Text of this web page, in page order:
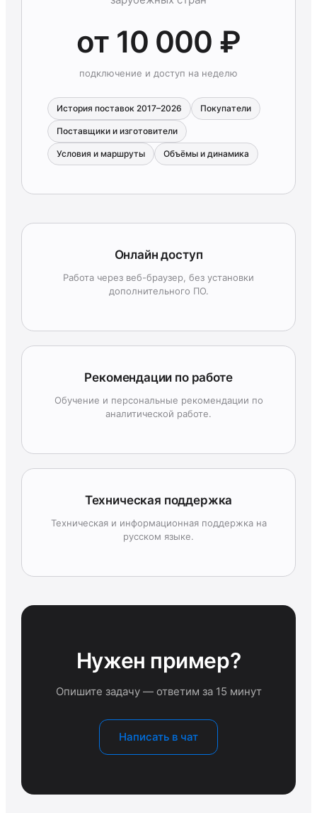
от 10 000 ₽
подключение и доступ на неделю
История поставок 2017–2026 Покупатели
Поставщики и изготовители
Условия и маршруты Объёмы и динамика
Онлайн доступ
Работа через веб-браузер, без установки
дополнительного ПО.
Рекомендации по работе
Обучение и персональные рекомендации по
аналитической работе.
Техническая поддержка
Техническая и информационная поддержка на
русском языке.
Нужен пример?
Опишите задачу — ответим за 15 минут
Написать в чат